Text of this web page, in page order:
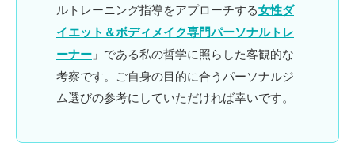
ルトレーニング指導をアプローチする女性ダ
イエット＆ボディメイク専門パーソナルトレ
ーナー 」である私の哲学に照らした客観的な
考察です。ご自身の目的に合うパーソナルジ
ム選びの参考にしていただければ幸いです。